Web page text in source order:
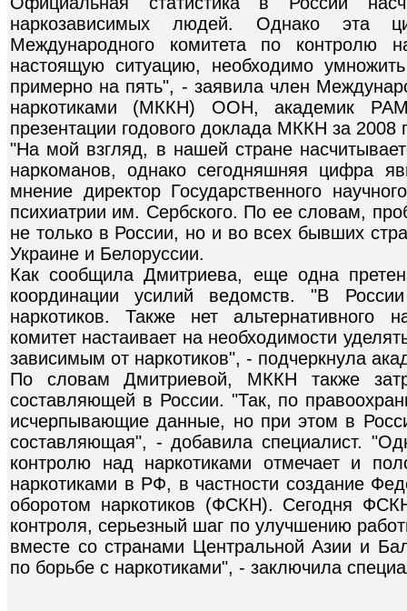
наркозависимых людей. Однако эта
Международного комитета по контролю
настоящую ситуацию, необходимо
примерно на пять", - заявила член
наркотиками (МККН) ООН, академик
презентации годового доклада МККН за 2008
"На мой взгляд, в нашей стране
наркоманов, однако сегодняшняя цифра
мнение директор Государственного
психиатрии им. Сербского. По ее словам,
не только в России, но и во всех бывших
Украине и Белоруссии.
Как сообщила Дмитриева, еще одна
координации усилий ведомств. "В
наркотиков. Также нет альтернативного
комитет настаивает на необходимости
зависимым от наркотиков", - подчеркнула
По словам Дмитриевой, МККН также
составляющей в России. "Так, по
исчерпывающие данные, но при этом в
составляющая", - добавила специалист.
контролю над наркотиками отмечает и
наркотиками в РФ, в частности создание
оборотом наркотиков (ФСКН). Сегодня
контроля, серьезный шаг по улучшению
вместе со странами Центральной Азии и
по борьбе с наркотиками", - заключила